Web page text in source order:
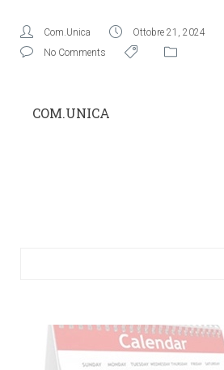
Com.Unica Ottobre 21, 2024
No Comments
COM.UNICA